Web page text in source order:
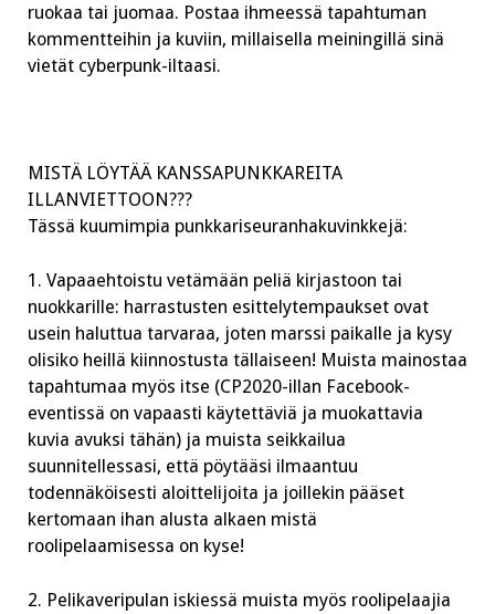
ruokaa tai juomaa. Postaa ihmeessä tapahtuman
kommentteihin ja kuviin, millaisella meiningillä sinä
vietät cyberpunk-iltaasi.
MISTÄ LÖYTÄÄ KANSSAPUNKKAREITA
ILLANVIETTOON???
Tässä kuumimpia punkkariseuranhakuvinkkejä:
1. Vapaaehtoistu vetämään peliä kirjastoon tai
nuokkarille: harrastusten esittelytempaukset ovat
usein haluttua tarvaraa, joten marssi paikalle ja kysy
olisiko heillä kiinnostusta tällaiseen! Muista mainostaa
tapahtumaa myös itse (CP2020-illan Facebook-
eventissä on vapaasti käytettäviä ja muokattavia
kuvia avuksi tähän) ja muista seikkailua
suunnitellessasi, että pöytääsi ilmaantuu
todennäköisesti aloittelijoita ja joillekin pääset
kertomaan ihan alusta alkaen mistä
roolipelaamisessa on kyse!
2. Pelikaveripulan iskiessä muista myös roolipelaajia